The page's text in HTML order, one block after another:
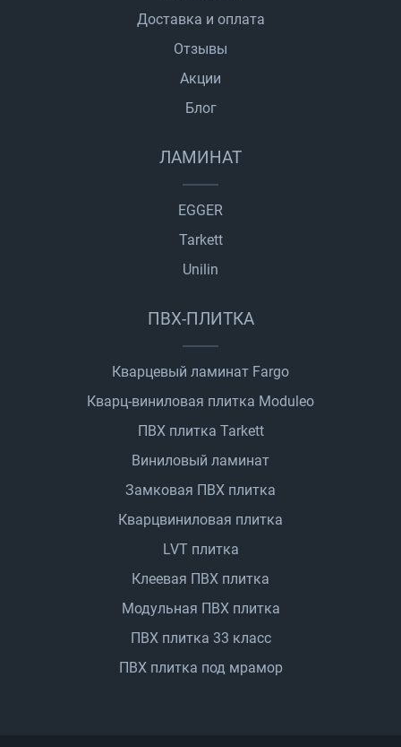
Доставка и оплата
Отзывы
Акции
Блог
ЛАМИНАТ
EGGER
Tarkett
Unilin
ПВХ-ПЛИТКА
Кварцевый ламинат Fargo
Кварц-виниловая плитка Moduleo
ПВХ плитка Tarkett
Виниловый ламинат
Замковая ПВХ плитка
Кварцвиниловая плитка
LVT плитка
Клеевая ПВХ плитка
Модульная ПВХ плитка
ПВХ плитка 33 класс
ПВХ плитка под мрамор